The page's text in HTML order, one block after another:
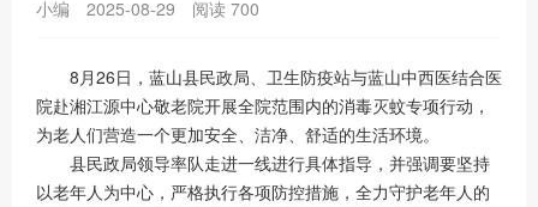
小编 2025-08-29 阅读 700
8月26日，蓝山县民政局、卫生防疫站与蓝山中西医结合医
院赴湘江源中心敬老院开展全院范围内的消毒灭蚊专项行动，
为老人们营造一个更加安全、洁净、舒适的生活环境。
县民政局领导率队走进一线进行具体指导，并强调要坚持
以老年人为中心，严格执行各项防控措施，全力守护老年人的